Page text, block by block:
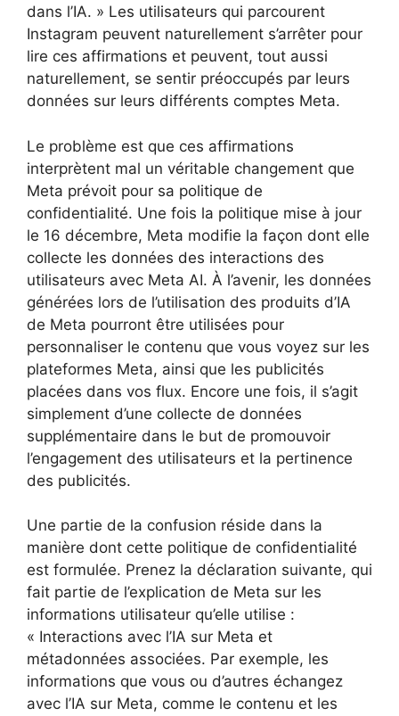
dans l’IA. » Les utilisateurs qui parcourent
Instagram peuvent naturellement s’arrêter pour
lire ces affirmations et peuvent, tout aussi
naturellement, se sentir préoccupés par leurs
données sur leurs différents comptes Meta.
Le problème est que ces affirmations
interprètent mal un véritable changement que
Meta prévoit pour sa politique de
confidentialité. Une fois la politique mise à jour
le 16 décembre, Meta modifie la façon dont elle
collecte les données des interactions des
utilisateurs avec Meta AI. À l’avenir, les données
générées lors de l’utilisation des produits d’IA
de Meta pourront être utilisées pour
personnaliser le contenu que vous voyez sur les
plateformes Meta, ainsi que les publicités
placées dans vos flux. Encore une fois, il s’agit
simplement d’une collecte de données
supplémentaire dans le but de promouvoir
l’engagement des utilisateurs et la pertinence
des publicités.
Une partie de la confusion réside dans la
manière dont cette politique de confidentialité
est formulée. Prenez la déclaration suivante, qui
fait partie de l’explication de Meta sur les
informations utilisateur qu’elle utilise :
« Interactions avec l’IA sur Meta et
métadonnées associées. Par exemple, les
informations que vous ou d’autres échangez
avec l’IA sur Meta, comme le contenu et les